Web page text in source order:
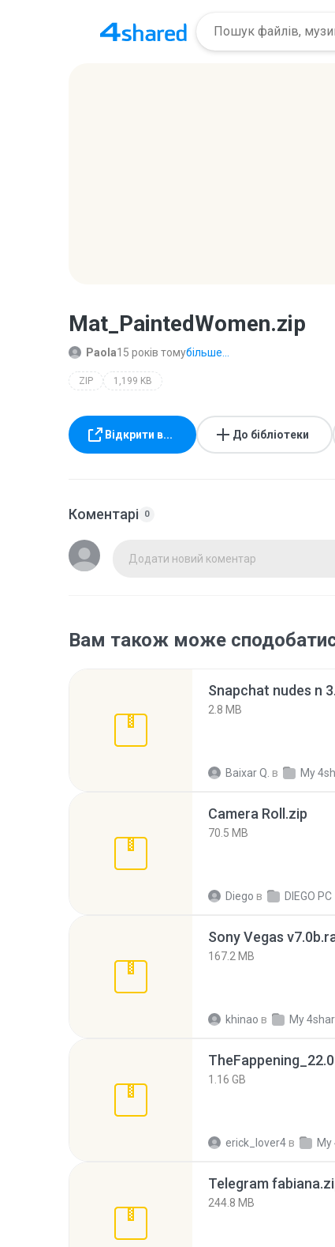
Mat_PaintedWomen.zip
Paola15 років томубільше...
ZIP 1,199 KB
Відкрити в... До бібліотеки
Коментарі 0
Додати новий коментар
Вам також може
Snapchat nudes n
2.8 MB
Baixar Q. в My
Camera Roll.zip
70.5 MB
Diego в DIEGO PC
Sony Vegas
167.2 MB
khinao в My
1.16 GB
erick_lover4 в My
Telegram
244.8 MB